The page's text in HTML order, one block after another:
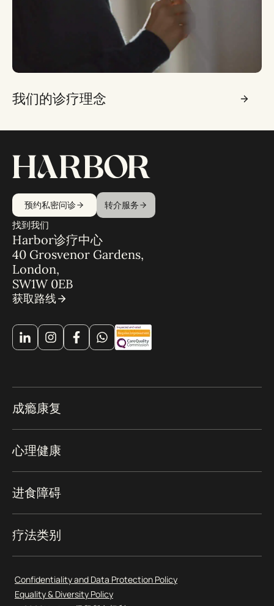
我们的诊疗理念
预约私密问诊 转介服务
找到我们
Harbor诊疗中心
40 Grosvenor Gardens,
London,
SW1W 0EB
获取路线
成瘾康复
心理健康
进食障碍
疗法类别
Confidentiality and Data Protection Policy
Equality & Diversity Policy